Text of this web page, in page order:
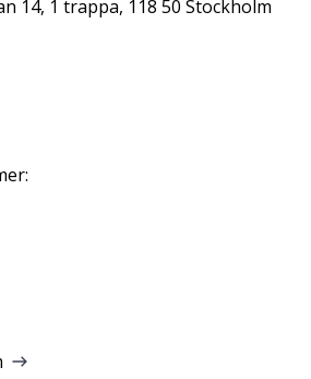
14, 1 trappa, 118 50 Stockholm